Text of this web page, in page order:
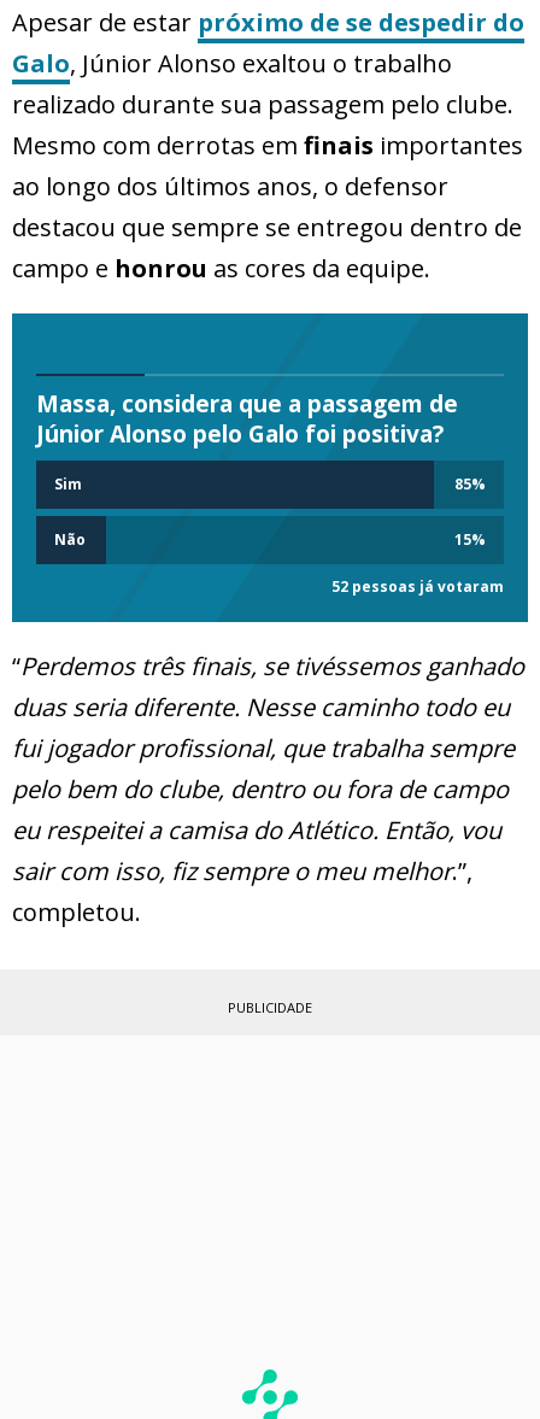
Apesar de estar próximo de se despedir do
Galo, Júnior Alonso exaltou o trabalho
realizado durante sua passagem pelo clube.
Mesmo com derrotas em finais importantes
ao longo dos últimos anos, o defensor
destacou que sempre se entregou dentro de
campo e honrou as cores da equipe.
Massa, considera que a passagem de
Júnior Alonso pelo Galo foi positiva?
Sim 85%
Não 15%
52 pessoas já votaram
“Perdemos três finais, se tivéssemos ganhado
duas seria diferente. Nesse caminho todo eu
fui jogador profissional, que trabalha sempre
pelo bem do clube, dentro ou fora de campo
eu respeitei a camisa do Atlético. Então, vou
sair com isso, fiz sempre o meu melhor.”,
completou.
PUBLICIDADE